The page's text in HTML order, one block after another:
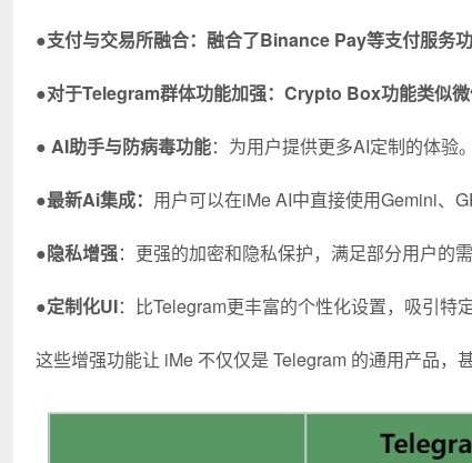
●支付与交易所融合：融合了Binance Pay等支付服务
●对于Telegram群体功能加强：Crypto Box功能类似
● AI助手与防病毒功能：为用户提供更多AI定制的体验。
●最新Ai集成： 用户可以在iMe AI中直接使用Gemini、
●隐私增强：更强的加密和隐私保护，满足部分用户的需
●定制化UI：比Telegram更丰富的个性化设置，吸引特定
这些增强功能让 iMe 不仅仅是 Telegram 的通用产品，